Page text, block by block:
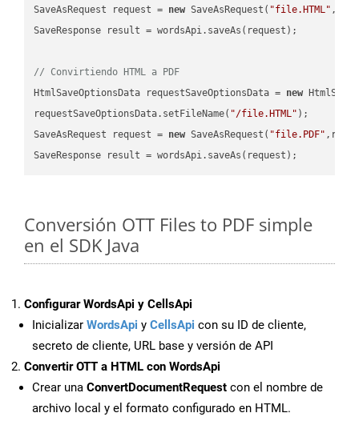
SaveAsRequest request = new SaveAsRequest( "file.HTML"
SaveResponse result = wordsApi.saveAs(request);
// Convirtiendo HTML a PDF
HtmlSaveOptionsData requestSaveOptionsData = new
requestSaveOptionsData.setFileName( "/file.HTML" );
SaveAsRequest request = new SaveAsRequest( "file.PDF"
Conversión OTT Files to PDF simple
en el SDK Java
Configurar WordsApi y CellsApi
Inicializar WordsApi y CellsApi con su ID de cliente,
secreto de cliente, URL base y versión de API
Convertir OTT a HTML con WordsApi
Crear una ConvertDocumentRequest con el nombre de
archivo local y el formato configurado en HTML.